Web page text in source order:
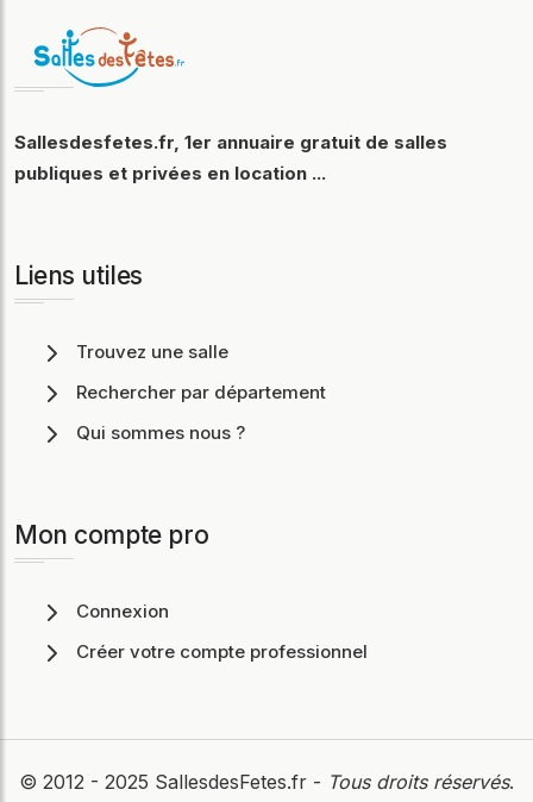
Sallesdesfetes.fr, 1er annuaire gratuit de salles
publiques et privées en location ...
Liens utiles
Trouvez une salle
Rechercher par département
Qui sommes nous ?
Mon compte pro
Connexion
Créer votre compte professionnel
© 2012 - 2025 SallesdesFetes.fr - Tous droits réservés.